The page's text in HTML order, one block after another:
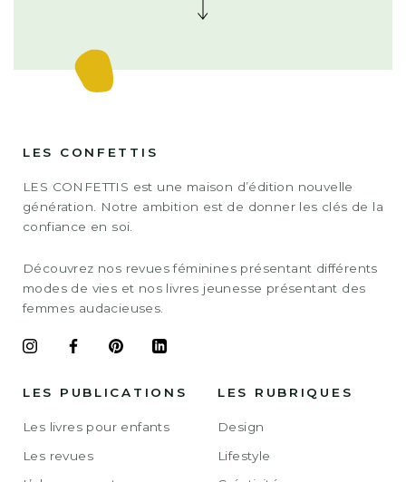
LES CONFETTIS
LES CONFETTIS est une maison d’édition nouvelle
génération. Notre ambition est de donner les clés de la
confiance en soi.
Découvrez nos revues féminines présentant différents
modes de vies et nos livres jeunesse présentant des
femmes audacieuses.
LES PUBLICATIONS
Les livres pour enfants
Les revues
LES RUBRIQUES
Design
Lifestyle